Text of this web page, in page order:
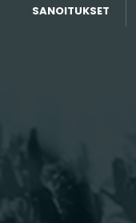
SANOITUKSET